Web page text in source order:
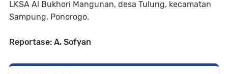
LKSA Al Bukhori Mangunan, desa Tulung, kecamatan
Sampung, Ponorogo.
Reportase: A. Sofyan